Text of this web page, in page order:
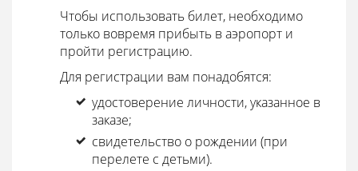
Чтобы использовать билет, необходимо
только вовремя прибыть в аэропорт и
пройти регистрацию.
Для регистрации вам понадобятся:
удостоверение личности, указанное в
заказе;
свидетельство о рождении (при
перелете с детьми).